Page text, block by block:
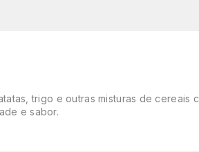
trigo e outras misturas de
e sabor.